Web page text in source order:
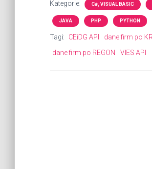
Kategorie: C#, VISUAL BASIC
JAVA PHP PYTHON
Tagi: CEiDG API
dane firm po
dane firm po REGON
VIES API